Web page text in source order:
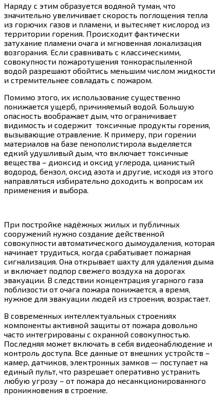
Наряду с этим образуется водяной туман, что
значительно увеличивает скорость поглощения тепла
из горючих газов и пламени, и вытесняет кислород из
территории горения. Происходит фактически
затухание пламени очага и мгновенная локализация
возгорания. Если сравнивать с классическими,
совокупности пожаротушения тонкораспыленной
водой разрешают обойтись меньшим числом жидкости
и стремительнее совладать с пожаром.
Помимо этого, их использование существенно
понижается ущерб, причиняемый водой. Большую
опасность воображает дым, что ограничивает
видимость и содержит токсичные продукты горения,
вызывающие отравление. К примеру, при горении
материалов на базе пенополистирола выделяется
едкий удушливый дым, что включает токсичные
вещества – диоксид и оксид углерода, цианистый
водород, бензол, оксид азота и другие, исходя из этого
направляться избирательно доходить к вопросам их
применения и выбора.
При постройке надёжных жилых и публичных
сооружений нужно создание действенной
совокупности автоматического дымоудаления, которая
начинает трудиться, когда срабатывает пожарная
сигнализация. Она открывает шахту для удаления дыма
и включает подпор свежего воздуха на дорогах
эвакуации. В следствии концентрация угарного газа
поблизости от очага пожара понижается, а время,
нужное для эвакуации людей из строения, возрастает.
В современных интеллектуальных строениях
компоненты активной защиты от пожара довольно
часто интегрированы с охранной совокупностью.
Последняя может включать в себя видеонаблюдение и
контроль доступа. Все данные от внешних устройств –
камер, датчиков, электронных замков — поступает на
единый пульт, что разрешает оперативно устранить
любую угрозу – от пожара до несанкционированного
проникновения в строение.